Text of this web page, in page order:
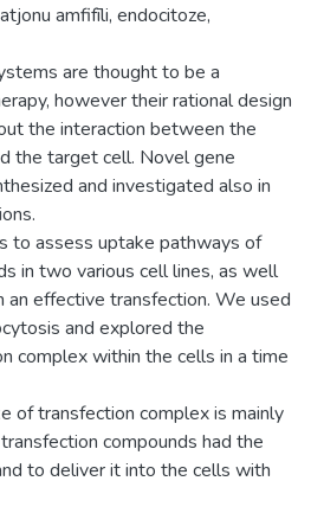
amfifīli, endocitoze,
are thought to be a
however their rational design
the interaction between the
the target cell. Novel gene
and investigated also in
to assess uptake pathways of
in two various cell lines, as well
effective transfection. We used
and explored the
complex within the cells in a time
of transfection complex is mainly
compounds had the
to deliver it into the cells with